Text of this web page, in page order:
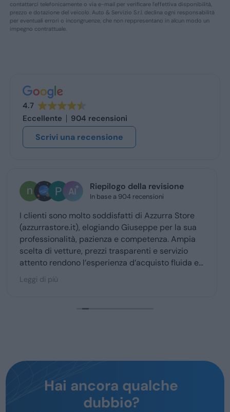
contattarci telefonicamente o via e-mail per verificare l’effettiva disponibilità,
prezzo e dotazione del veicolo. Auto & Servizio S.r.l. declina ogni responsabilità
per eventuali errori o incongruenze, che non reppresentano in alcun modo un
impegno contrattuale.
4.7
Eccellente
904 recensioni
Scrivi una recensione
Riepilogo della revisione
In base a 904 recensioni
molto soddisfatti di Azzurra Store
elogiando Giuseppe per la sua
pazienza e competenza. Ampia
prezzi trasparenti e servizio
l’esperienza d’acquisto fluida e
per la maggior parte degli utenti.
Giuseppe
trattativa.
Hai ancora qualche
dubbio?